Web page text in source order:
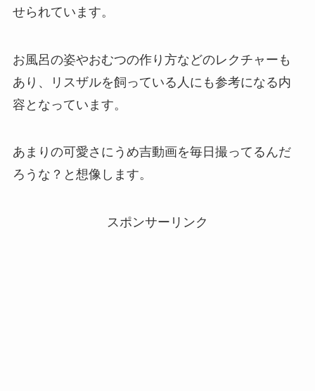
せられています。
お風呂の姿やおむつの作り方などのレクチャーも
あり、リスザルを飼っている人にも参考になる内
容となっています。
あまりの可愛さにうめ吉動画を毎日撮ってるんだ
ろうな？と想像します。
スポンサーリンク